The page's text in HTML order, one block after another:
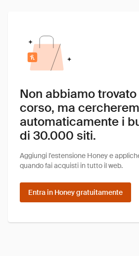
Non abbiamo
corso, ma
automaticamente i
di 30.000 siti.
Aggiungi l'estensione Honey e
quando fai acquisti in tutto il web.
Entra in Honey gratuitamente